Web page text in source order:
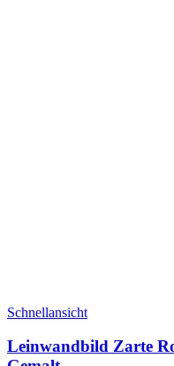
Schnellansicht
Leinwandbild Zarte